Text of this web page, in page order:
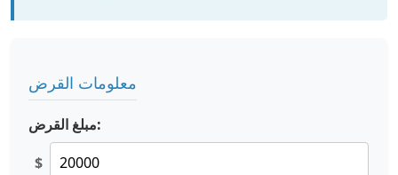
معلومات القرض
مبلغ القرض:
$